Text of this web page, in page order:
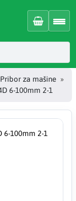
Pribor za mašine
6-100mm 2-1